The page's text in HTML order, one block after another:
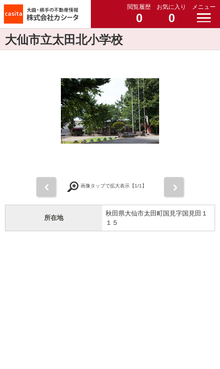
閲覧履歴
0
お気に入り
0
メニュー
大仙市立太田北小学校
画像タップで拡大表示【1/1】
所在地
秋田県大仙市太田町国見字国見田１
１５